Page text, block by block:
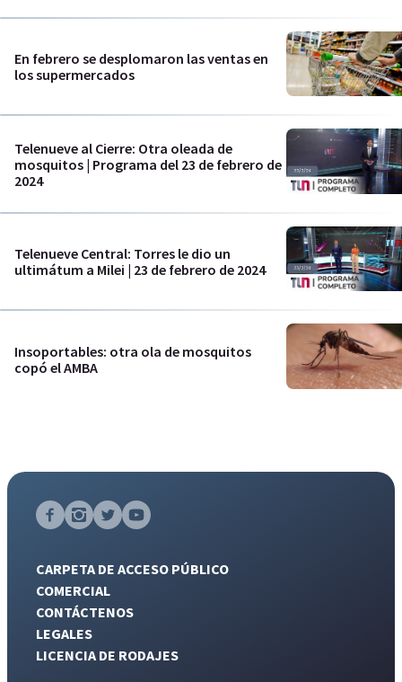
En febrero se desplomaron las ventas en
los supermercados
Telenueve al Cierre: Otra oleada de
mosquitos | Programa del 23 de febrero de
2024
Telenueve Central: Torres le dio un
ultimátum a Milei | 23 de febrero de 2024
Insoportables: otra ola de mosquitos
copó el AMBA
CARPETA DE ACCESO PÚBLICO
COMERCIAL
CONTÁCTENOS
LEGALES
LICENCIA DE RODAJES